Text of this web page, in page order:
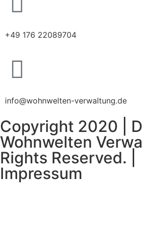
+49 176 22089704
info@wohnwelten-verwaltung.de
Copyright 2020 |
Wohnwelten
Rights Reserved. |
Impressum